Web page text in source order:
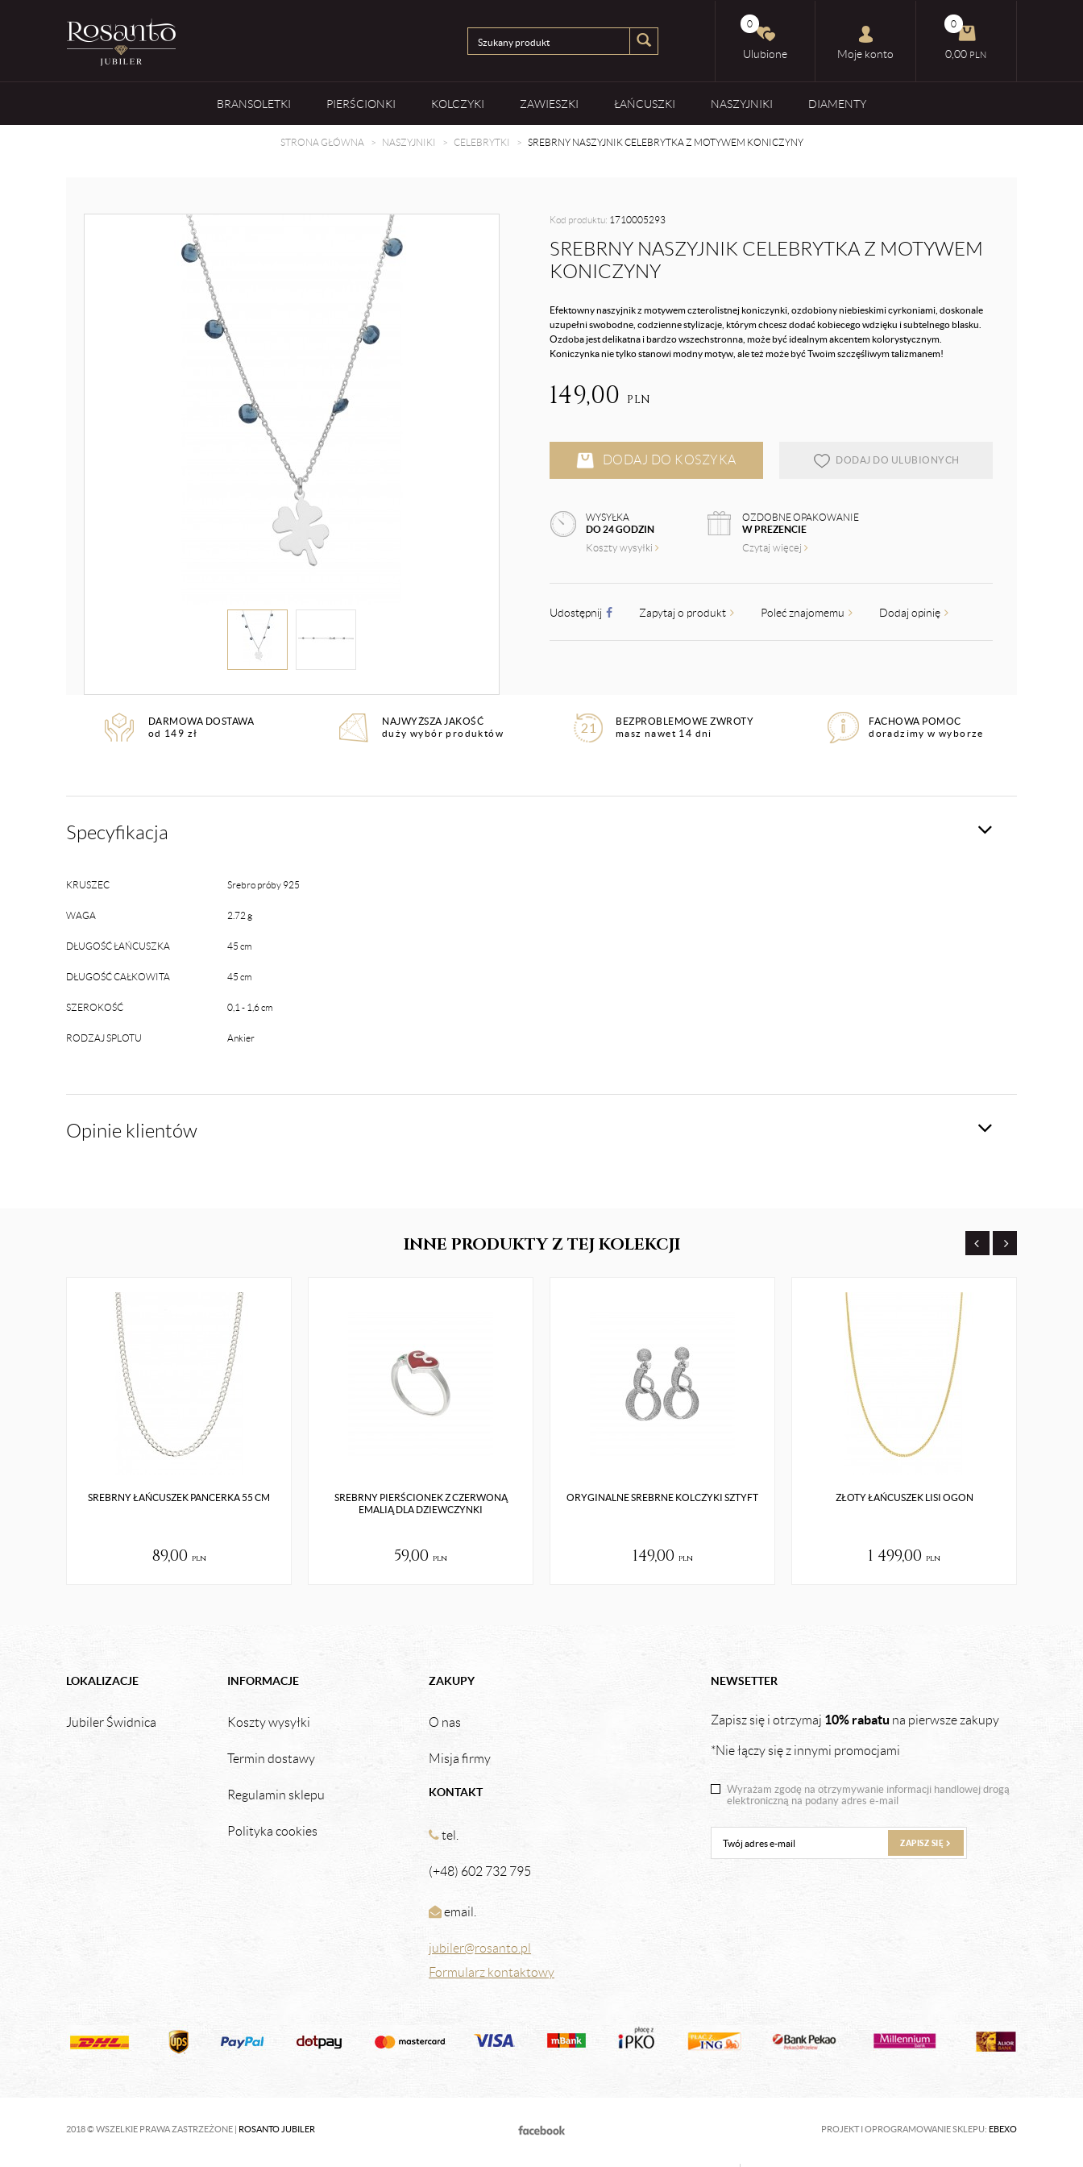
0
Ulubione Moje konto
0
0,00 PLN
BRANSOLETKI PIERŚCIONKI KOLCZYKI ZAWIESZKI ŁAŃCUSZKI NASZYJNIKI DIAMENTY
STRONA GŁÓWNA NASZYJNIKI CELEBRYTKI SREBRNY NASZYJNIK CELEBRYTKA Z MOTYWEM KONICZYNY
Kod produktu: 1710005293
SREBRNY NASZYJNIK CELEBRYTKA Z MOTYWEM
KONICZYNY
Efektowny naszyjnik z motywem czterolistnej koniczynki, ozdobiony niebieskimi cyrkoniami, doskonale
uzupełni swobodne, codzienne stylizacje, którym chcesz dodać kobiecego wdzięku i subtelnego blasku.
Ozdoba jest delikatna i bardzo wszechstronna, może być idealnym akcentem kolorystycznym.
Koniczynka nie tylko stanowi modny motyw, ale też może być Twoim szczęśliwym talizmanem!
149,00 PLN
DODAJ DO KOSZYKA DODAJ DO ULUBIONYCH
WYSYŁKA
DO 24 GODZIN
Koszty wysyłki
OZDOBNE OPAKOWANIE
W PREZENCIE
Czytaj więcej
Udostępnij Zapytaj o produkt Poleć znajomemu Dodaj opinię
DARMOWA DOSTAWA
od 149 zł
NAJWYŻSZA JAKOŚĆ
duży wybór produktów
BEZPROBLEMOWE ZWROTY
masz nawet 14 dni
FACHOWA POMOC
doradzimy w wyborze
Specyfikacja
KRUSZEC Srebro próby 925
WAGA 2.72 g
DŁUGOŚĆ ŁAŃCUSZKA 45 cm
DŁUGOŚĆ CAŁKOWITA 45 cm
SZEROKOŚĆ 0,1 - 1,6 cm
RODZAJ SPLOTU Ankier
Opinie klientów
INNE PRODUKTYZ TEJ KOLEKCJI
SREBRNY ŁAŃCUSZEK PANCERKA 55 CM
89,00 pln
SREBRNY PIERŚCIONEK Z CZERWONĄ
EMALIĄ DLA DZIEWCZYNKI
59,00 pln
ORYGINALNE SREBRNE KOLCZYKI SZTYFT
149,00 pln
ZŁOTY ŁAŃCUSZEK LISI OGON
1 499,00 pln
NEWSETTER
Zapisz się i otrzymaj 10% rabatu na pierwsze zakupy
*Nie łączy się z innymi promocjami
Wyrażam zgodę na otrzymywanie informacji handlowej drogą
elektroniczną na podany adres e-mail
ZAPISZ SIĘ
LOKALIZACJE
Jubiler Świdnica
INFORMACJE
Koszty wysyłki
Termin dostawy
Regulamin sklepu
Polityka cookies
ZAKUPY
O nas
Misja firmy
KONTAKT
tel.
(+48) 602 732 795
email.
jubiler@rosanto.pl
Formularz kontaktowy
2018 © WSZELKIE PRAWA ZASTRZEŻONE | ROSANTO JUBILER PROJEKT I OPROGRAMOWANIE SKLEPU: EBEXO